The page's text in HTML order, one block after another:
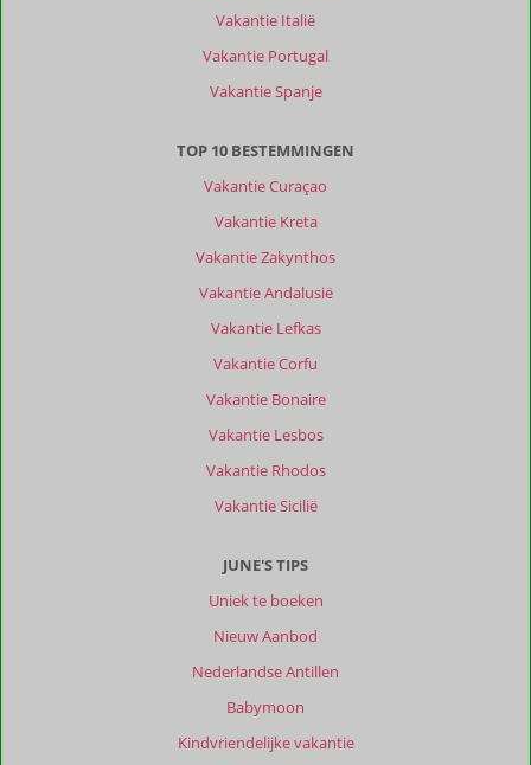
Vakantie Italië
Vakantie Portugal
Vakantie Spanje
TOP 10 BESTEMMINGEN
Vakantie Curaçao
Vakantie Kreta
Vakantie Zakynthos
Vakantie Andalusië
Vakantie Lefkas
Vakantie Corfu
Vakantie Bonaire
Vakantie Lesbos
Vakantie Rhodos
Vakantie Sicilië
JUNE'S TIPS
Uniek te boeken
Nieuw Aanbod
Nederlandse Antillen
Babymoon
Kindvriendelijke vakantie